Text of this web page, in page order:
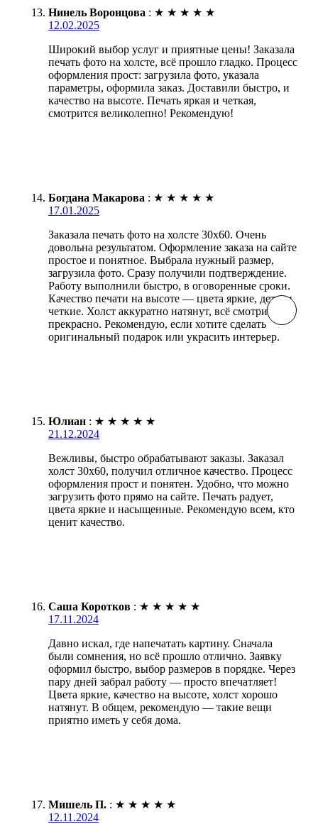
Нинель Воронцова : ★ ★ ★ ★ ★
12.02.2025
Широкий выбор услуг и приятные цены! Заказала
печать фото на холсте, всё прошло гладко. Процесс
оформления прост: загрузила фото, указала
параметры, оформила заказ. Доставили быстро, и
качество на высоте. Печать яркая и четкая,
смотрится великолепно! Рекомендую!
Богдана Макарова : ★ ★ ★ ★ ★
17.01.2025
Заказала печать фото на холсте 30х60. Очень
довольна результатом. Оформление заказа на сайте
простое и понятное. Выбрала нужный размер,
загрузила фото. Сразу получили подтверждение.
Работу выполнили быстро, в оговоренные сроки.
Качество печати на высоте — цвета яркие, детали
четкие. Холст аккуратно натянут, всё смотрится
прекрасно. Рекомендую, если хотите сделать
оригинальный подарок или украсить интерьер.
Юлиан : ★ ★ ★ ★ ★
21.12.2024
Вежливы, быстро обрабатывают заказы. Заказал
холст 30х60, получил отличное качество. Процесс
оформления прост и понятен. Удобно, что можно
загрузить фото прямо на сайте. Печать радует,
цвета яркие и насыщенные. Рекомендую всем, кто
ценит качество.
Саша Коротков : ★ ★ ★ ★ ★
17.11.2024
Давно искал, где напечатать картину. Сначала
были сомнения, но всё прошло отлично. Заявку
оформил быстро, выбор размеров в порядке. Через
пару дней забрал работу — просто впечатляет!
Цвета яркие, качество на высоте, холст хорошо
натянут. В общем, рекомендую — такие вещи
приятно иметь у себя дома.
Мишель П. : ★ ★ ★ ★ ★
12.11.2024